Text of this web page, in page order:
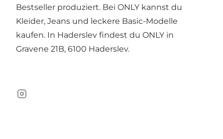
Bestseller produziert. Bei ONLY kannst du
Kleider, Jeans und leckere Basic-Modelle
kaufen. In Haderslev findest du ONLY in
Gravene 21B, 6100 Haderslev.
Instagram